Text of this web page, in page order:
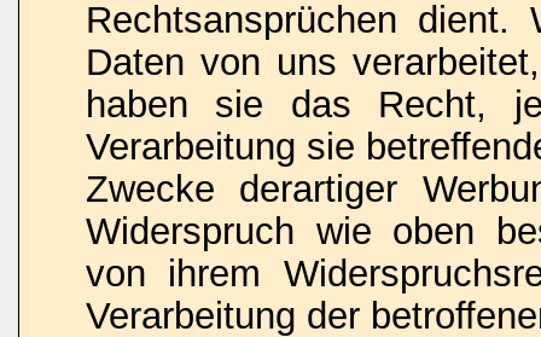
Rechtsansprüchen dient.
Daten von uns
haben sie das Recht,
Verarbeitung sie
Zwecke derartiger
Widerspruch wie oben
von ihrem
Verarbeitung der